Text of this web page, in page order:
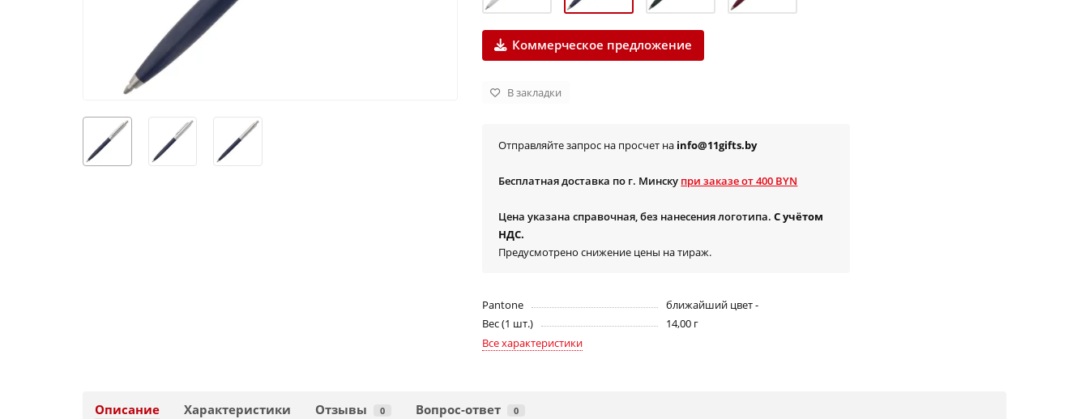
Коммерческое предложение
В закладки
Отправляйте запрос на просчет на info@11gifts.by
Бесплатная доставка по г. Минску при заказе от 400 BYN
Цена указана справочная, без нанесения логотипа. С учётом
НДС.
Предусмотрено снижение цены на тираж.
Pantone
ближайший цвет -
Вес (1 шт.)
14,00 г
Все характеристики
Описание Характеристики Отзывы 0 Вопрос-ответ 0